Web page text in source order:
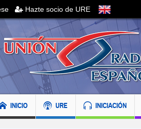
Hazte socio de URE
INICIO URE INICIACIÓN